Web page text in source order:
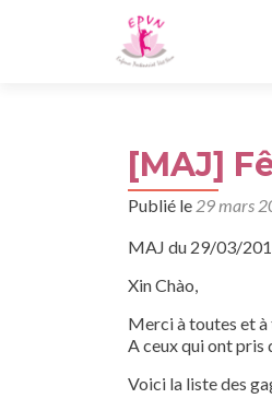
[MAJ]
Publié le 29 mars
MAJ du 29/03/
Xin Chào,
Merci à toutes et à
A ceux qui ont pris
Voici la liste des